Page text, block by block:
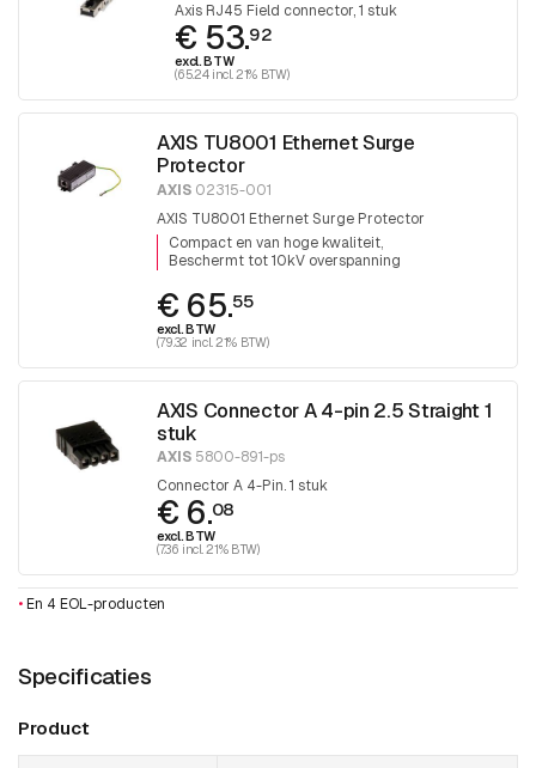
Axis RJ45 Field connector, 1 stuk
€ 53.92
excl. BTW
(65.24 incl. 21% BTW)
AXIS TU8001 Ethernet Surge
Protector
AXIS 02315-001
AXIS TU8001 Ethernet Surge Protector
Compact en van hoge kwaliteit
Beschermt tot 10kV overspanning
€ 65.55
excl. BTW
(79.32 incl. 21% BTW)
AXIS Connector A 4-pin 2.5 Straight 1
stuk
AXIS 5800-891-ps
Connector A 4-Pin. 1 stuk
€ 6.08
excl. BTW
(7.36 incl. 21% BTW)
• En 4 EOL-producten
Specificaties
Product